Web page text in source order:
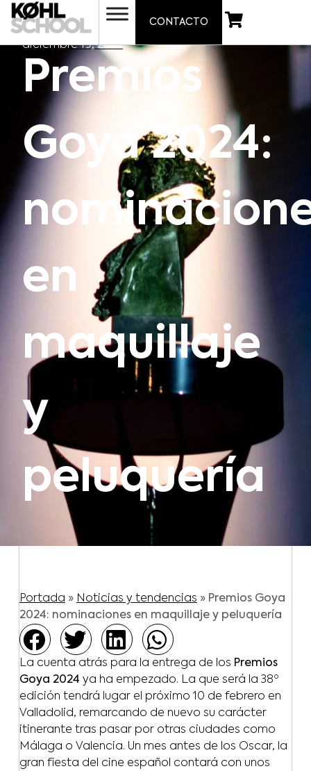
CONTACTO
diciembre 19, 2023
Premios
Goya 2024:
en
maquillaje
y
peluquería
Portada » Noticias y tendencias » Premios Goya
2024: nominaciones en maquillaje y peluquería
La cuenta atrás para la entrega de los Premios
Goya 2024 ya ha empezado. La que será la 38º
edición tendrá lugar el próximo 10 de febrero en
Valladolid, remarcando de nuevo su carácter
itinerante tras pasar por otras ciudades como
Málaga o Valencia. Un mes antes de los Oscar, la
gran fiesta del cine español contará con unos